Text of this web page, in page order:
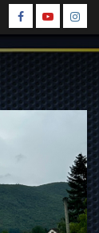
Spin
Facebook
Spin
Youtube
Spin